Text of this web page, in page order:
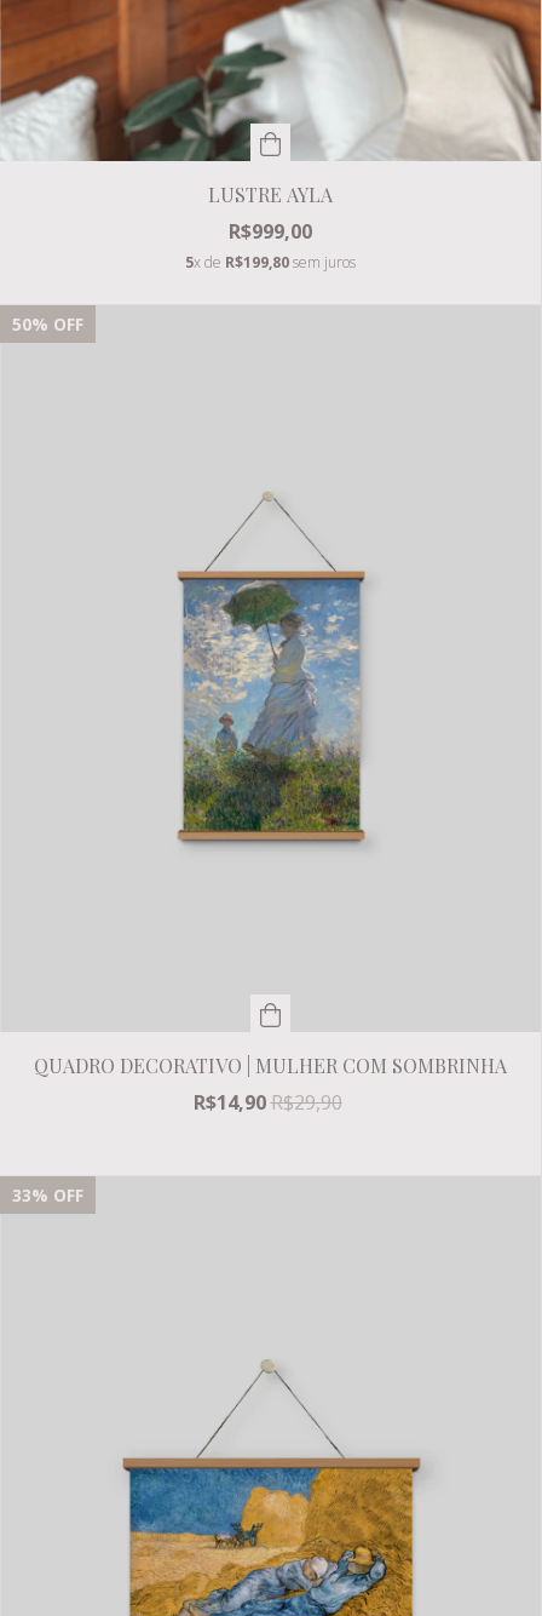
LUSTRE AYLA
R$999,00
5x de R$199,80sem juros
50% OFF
QUADRO DECORATIVO | MULHER COM SOMBRINHA
R$14,90R$29,90
33% OFF